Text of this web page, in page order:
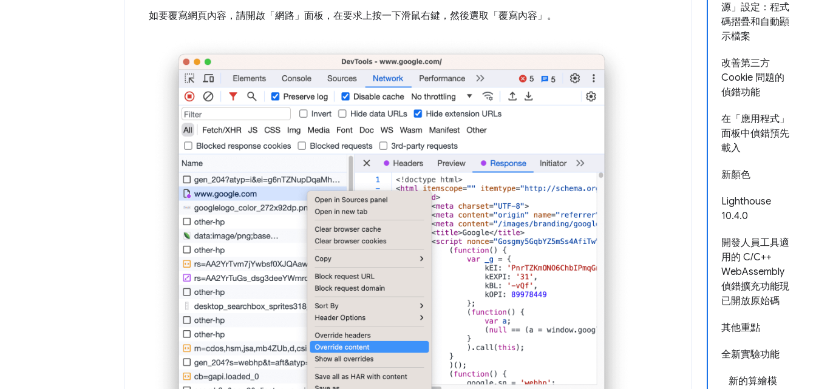
源」設定：程式
碼摺疊和自動顯
示檔案
改善第三方
Cookie 問題的
偵錯功能
在「應用程式」
面板中偵錯預先
載入
新顏色
Lighthouse
10.4.0
開發人員工具適
用的 C/C++
WebAssembly
偵錯擴充功能現
已開放原始碼
其他重點
全新實驗功能
新的算繪模
如要覆寫網頁內容，請開啟「網路」 面板，在要求上按一下滑鼠右鍵，然後選取「覆寫內容」 。